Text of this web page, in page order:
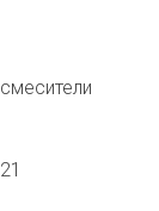
смесители
21